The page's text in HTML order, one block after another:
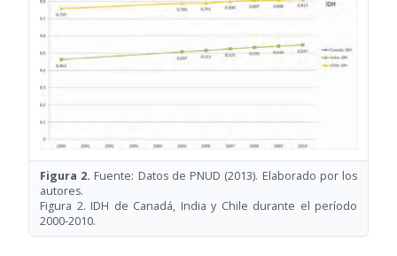
Figura 2. Fuente: Datos de PNUD (2013). Elaborado por los
autores.
Figura 2. IDH de Canadá, India y Chile durante el período
2000-2010.